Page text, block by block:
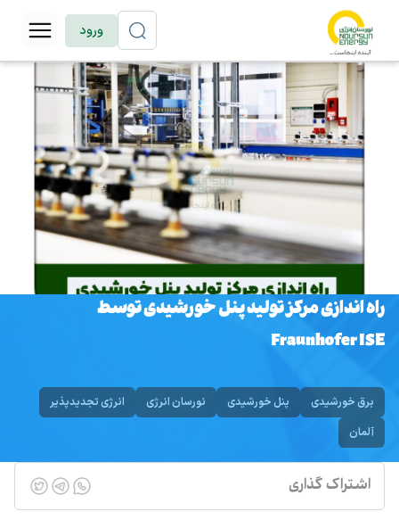
ورود
راه اندازی مرکز تولید پنل خورشیدی توسط
Fraunhofer ISE
برق خورشیدی پنل خورشیدی نورسان انرژی
انرژی تجدیدپذیر
آلمان
اشتراک گذاری